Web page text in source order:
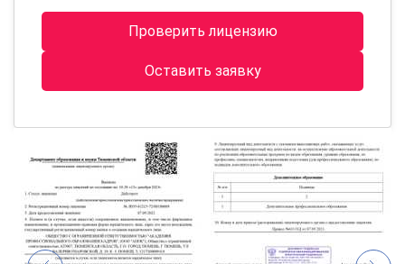
Проверить лицензию
Оставить заявку